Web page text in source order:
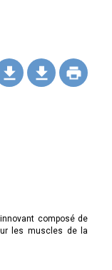
innovant composé de
les muscles de la